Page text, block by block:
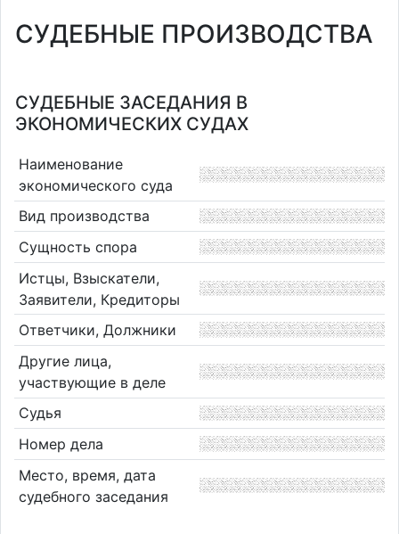
СУДЕБНЫЕ ПРОИЗВОДСТВА
СУДЕБНЫЕ ЗАСЕДАНИЯ В
ЭКОНОМИЧЕСКИХ СУДАХ
Наименование
экономического суда
Вид производства
Сущность спора
Истцы, Взыскатели,
Заявители, Кредиторы
Ответчики, Должники
Другие лица,
участвующие в деле
Судья
Номер дела
Место, время, дата
судебного заседания